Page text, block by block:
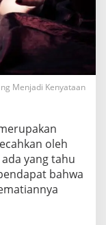
Menjadi Kenyataan
oleh
yang tahu
bahwa